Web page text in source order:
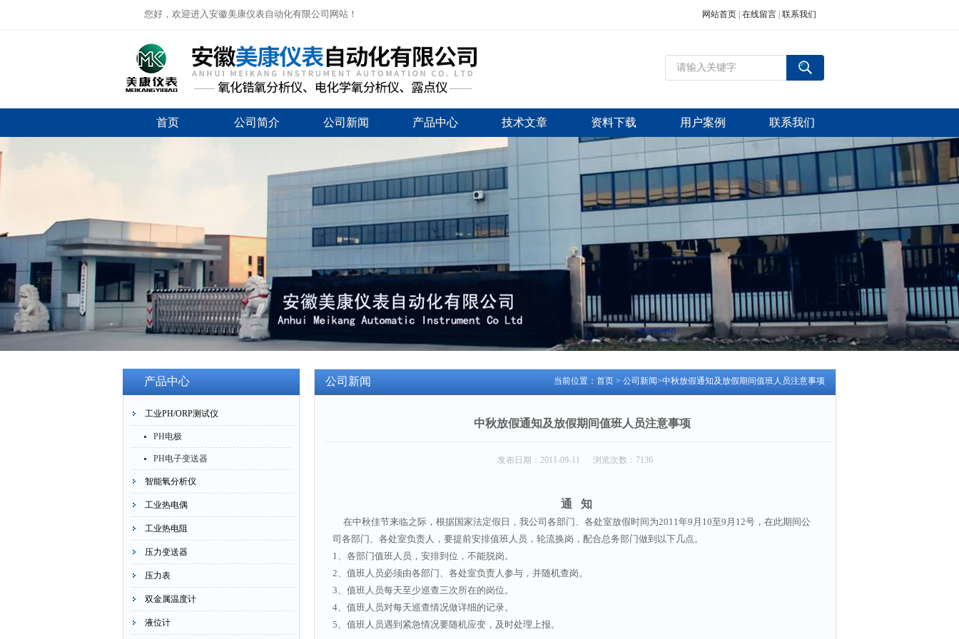
您好，欢迎进入安徽美康仪表自动化有限公司网站！ 网站首页 在线留言 联系我们
首页 公司简介 公司新闻 产品中心 技术文章 资料下载 用户案例 联系我们
产品中心
工业PH/ORP测试仪
PH电极
PH电子变送器
智能氧分析仪
工业热电偶
工业热电阻
压力变送器
压力表
双金属温度计
液位计
当前位置： 首页 > 公司新闻>中秋放假通知及放假期间值班人员注意事项
公司新闻
中秋放假通知及放假期间值班人员注意事项
发布日期：2011-09-11 浏览次数：7136
通 知
在中秋佳节来临之际，根据国家法定假日，我公司各部门、各处室放假时间为2011年9月10至9月12号，在此期间公
司各部门、各处室负责人，要提前安排值班人员，轮流换岗，配合总务部门做到以下几点。
1、各部门值班人员，安排到位，不能脱岗。
2、值班人员必须由各部门、各处室负责人参与，并随机查岗。
3、值班人员每天至少巡查三次所在的岗位。
4、值班人员对每天巡查情况做详细的记录。
5、值班人员遇到紧急情况要随机应变，及时处理上报。